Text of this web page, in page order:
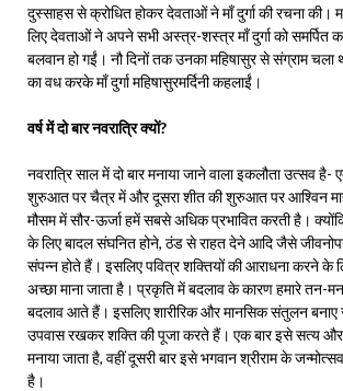
दुस्साहस से क्रोधित होकर देवताओं ने माँ दुर्गा की रचना की।
लिए देवताओं ने अपने सभी अस्त्र-शस्त्र माँ दुर्गा को समर्पित
बलवान हो गईं। नौ दिनों तक उनका महिषासुर से संग्राम चला
का वध करके माँ दुर्गा महिषासुरमर्दिनी कहलाईं।
वर्ष में दो बार नवरात्रि क्यों?
नवरात्रि साल में दो बार मनाया जाने वाला इकलौता उत्सव है-
शुरुआत पर चैत्र में और दूसरा शीत की शुरुआत पर आश्विन
मौसम में सौर-ऊर्जा हमें सबसे अधिक प्रभावित करती है।
के लिए बादल संघनित होने, ठंड से राहत देने आदि जैसे
संपन्न होते हैं। इसलिए पवित्र शक्तियों की आराधना करने
अच्छा माना जाता है। प्रकृति में बदलाव के कारण हमारे तन-
बदलाव आते हैं। इसलिए शारीरिक और मानसिक संतुलन
उपवास रखकर शक्ति की पूजा करते हैं। एक बार इसे सत्य
मनाया जाता है, वहीं दूसरी बार इसे भगवान श्रीराम के
है।